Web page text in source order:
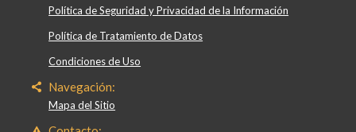
Política de Seguridad y Privacidad de la Información
Política de Tratamiento de Datos
Condiciones de Uso
Navegación:
Mapa del Sitio